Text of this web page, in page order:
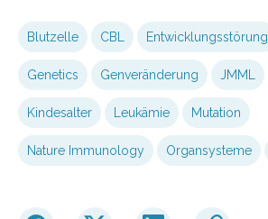
Blutzelle CBL Entwicklungsstörung
Genetics Genveränderung JMML
Kindesalter Leukämie Mutation
Nature Immunology Organsysteme